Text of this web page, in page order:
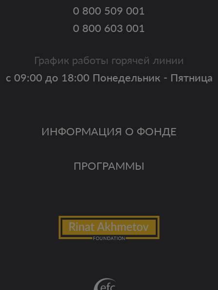
ИНФОРМАЦИЯ О ФОНДЕ
ПРОГРАММЫ
0 800 509 001
0 800 603 001
График работы горячей линии
с 09:00 до 18:00 Понедельник - Пятница